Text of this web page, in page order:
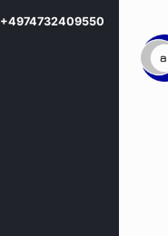
+4974732409550